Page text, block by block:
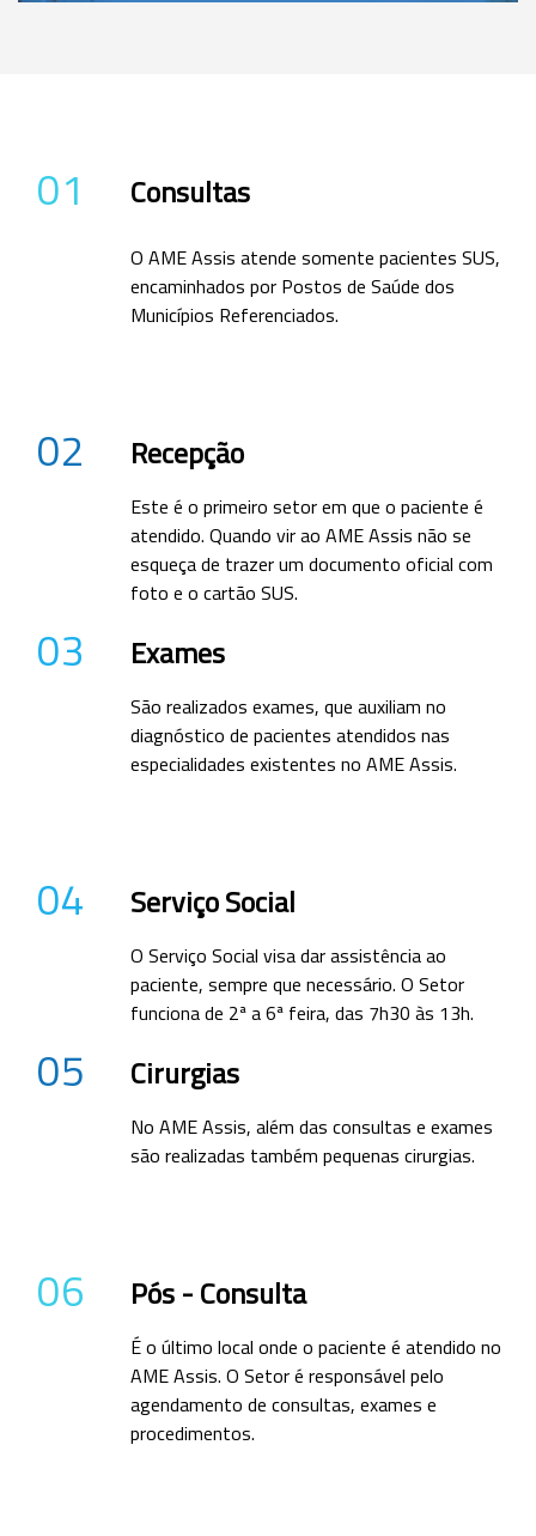
01 Consultas
O AME Assis atende somente pacientes SUS,
encaminhados por Postos de Saúde dos
Municípios Referenciados.
02 Recepção
Este é o primeiro setor em que o paciente é
atendido. Quando vir ao AME Assis não se
esqueça de trazer um documento oficial com
foto e o cartão SUS.
03 Exames
São realizados exames, que auxiliam no
diagnóstico de pacientes atendidos nas
especialidades existentes no AME Assis.
04 Serviço Social
O Serviço Social visa dar assistência ao
paciente, sempre que necessário. O Setor
funciona de 2ª a 6ª feira, das 7h30 às 13h.
05 Cirurgias
No AME Assis, além das consultas e exames
são realizadas também pequenas cirurgias.
06 Pós - Consulta
É o último local onde o paciente é atendido no
AME Assis. O Setor é responsável pelo
agendamento de consultas, exames e
procedimentos.